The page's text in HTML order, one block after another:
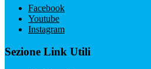
Facebook
Youtube
Instagram
Sezione Link Utili